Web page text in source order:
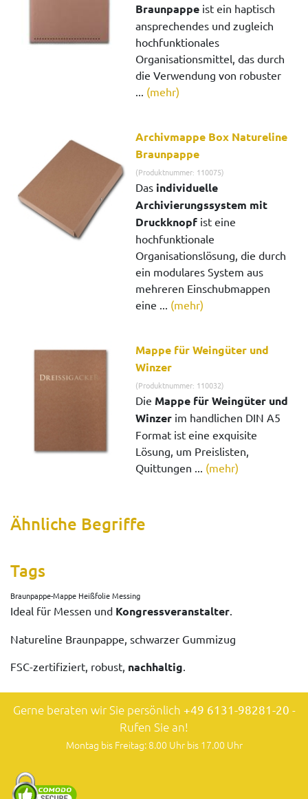
Braunpappe ist ein haptisch
ansprechendes und zugleich
hochfunktionales
Organisationsmittel, das durch
die Verwendung von robuster
... (mehr)
Archivmappe Box Natureline
Braunpappe
(Produktnummer: 110075)
Das individuelle
Archivierungssystem mit
Druckknopf ist eine
hochfunktionale
Organisationslösung, die durch
ein modulares System aus
mehreren Einschubmappen
eine ... (mehr)
Mappe für Weingüter und
Winzer
(Produktnummer: 110032)
Die Mappe für Weingüter und
Winzer im handlichen DIN A5
Format ist eine exquisite
Lösung, um Preislisten,
Quittungen ... (mehr)
Ähnliche Begriffe
Tags
Braunpappe-Mappe Heißfolie Messing
Ideal für Messen und Kongressveranstalter.
Natureline Braunpappe, schwarzer Gummizug
FSC-zertifiziert, robust, nachhaltig.
Gerne beraten wir Sie persönlich +49 6131-98281-20 -
Rufen Sie an!
Montag bis Freitag: 8.00 Uhr bis 17.00 Uhr